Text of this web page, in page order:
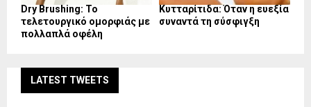
Dry Brushing: Το
τελετουργικό ομορφιάς με
πολλαπλά οφέλη
Κυτταρίτιδα: Όταν η ευεξία
συναντά τη σύσφιγξη
LATEST TWEETS